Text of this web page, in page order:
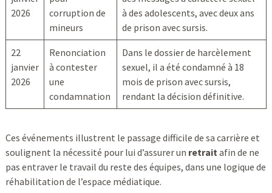
2026
corruption de
mineurs
à des adolescents, avec deux ans
de prison avec sursis.
22
janvier
2026
Renonciation
à contester
une
condamnation
Dans le dossier de harcèlement
sexuel, il a été condamné à 18
mois de prison avec sursis,
rendant la décision définitive.
Ces événements illustrent le passage difficile de sa carrière et
soulignent la nécessité pour lui d’assurer un retraitafin de ne
pas entraver le travail du reste des équipes, dans une logique de
réhabilitation de l’espace médiatique.